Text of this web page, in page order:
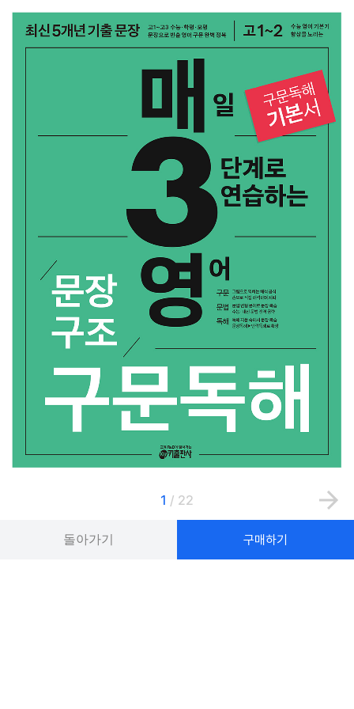
1 / 22
돌아가기 구매하기